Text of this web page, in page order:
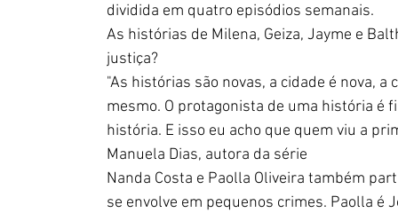
dividida em quatro episódios semanais.
As histórias de Milena, Geiza, Jayme e
justiça?
"As histórias são novas, a cidade é nova,
mesmo. O protagonista de uma história é
história. E isso eu acho que quem viu a
Manuela Dias, autora da série
Nanda Costa e Paolla Oliveira também
se envolve em pequenos crimes. Paolla é